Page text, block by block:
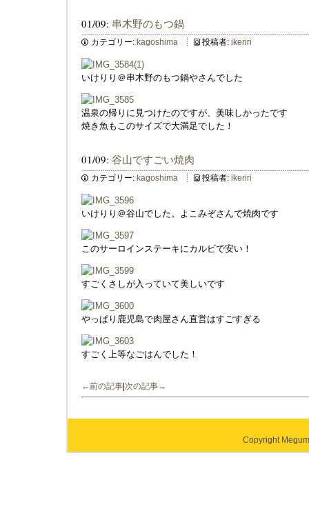
01/09: 串木野のもつ鍋
カテゴリー: kagoshima 投稿者: ikeriri
いけりり＠串木野のもつ鍋やさんでした
温泉の帰りに見つけたのですが、美味しかったです
焼き魚もこのサイズで大満足でした！
01/09: 谷山ですごい焼肉
カテゴリー: kagoshima 投稿者: ikeriri
いけりり＠谷山でした。よこみぞさんで焼肉です
このサーロインステーキにカルビで安い！
すごくさしが入っていて美しいです
やっぱり鹿児島で肉屋さん直営はすごすぎる
すごく上等なごはんでした！
←前の記事 次の記事→
Copyright